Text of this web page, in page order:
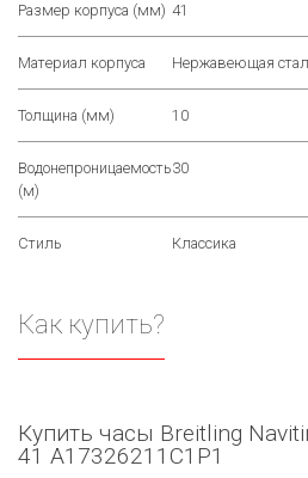
Размер корпуса (мм) 41
Материал корпуса Нержавеющая
Толщина (мм) 10
Водонепроницаемость
(м)
30
Стиль Классика
Как купить?
Купить часы Breitling
41 A17326211C1P1